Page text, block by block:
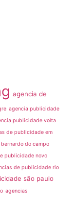
agencia de
agencia publicidade
publicidade volta
de publicidade em
do campo
publicidade novo
de publicidade rio
são paulo
agencias